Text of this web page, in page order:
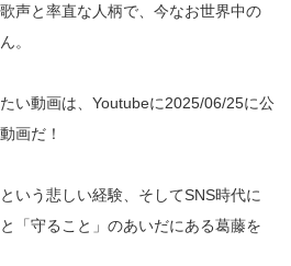
声と率直な人柄で、今なお世界中の
。
い動画は、Youtubeに2025/06/25に公
画だ！
いう悲しい経験、そしてSNS時代に
「守ること」のあいだにある葛藤を